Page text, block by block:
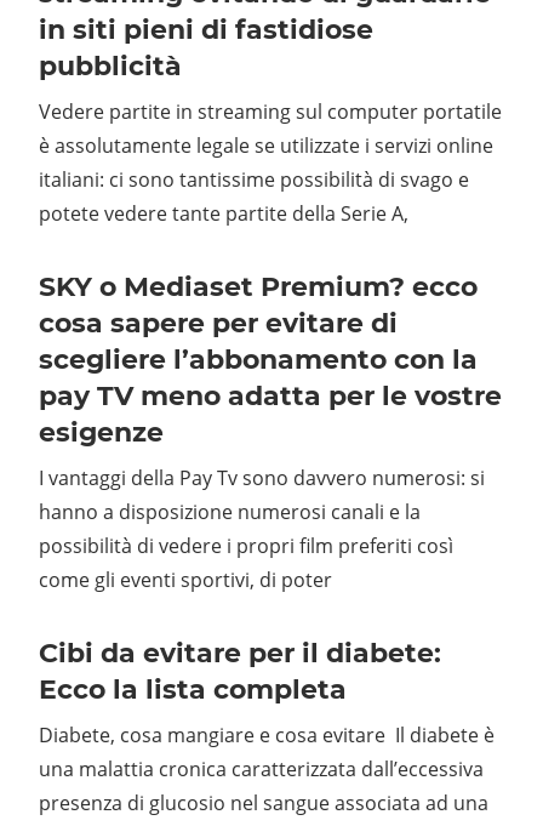
in siti pieni di fastidiose
pubblicità
Vedere partite in streaming sul computer portatile
è assolutamente legale se utilizzate i servizi online
italiani: ci sono tantissime possibilità di svago e
potete vedere tante partite della Serie A,
SKY o Mediaset Premium? ecco
cosa sapere per evitare di
scegliere l’abbonamento con la
pay TV meno adatta per le vostre
esigenze
I vantaggi della Pay Tv sono davvero numerosi: si
hanno a disposizione numerosi canali e la
possibilità di vedere i propri film preferiti così
come gli eventi sportivi, di poter
Cibi da evitare per il diabete:
Ecco la lista completa
Diabete, cosa mangiare e cosa evitare Il diabete è
una malattia cronica caratterizzata dall’eccessiva
presenza di glucosio nel sangue associata ad una